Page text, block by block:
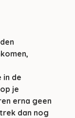
in de
je
erna geen
dan nog